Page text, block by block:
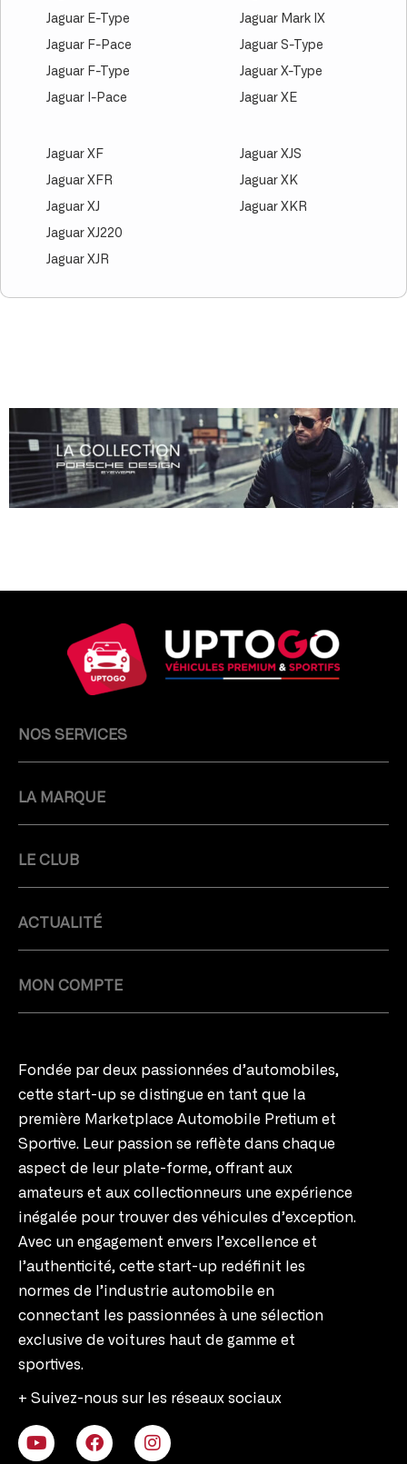
Jaguar E-Type
Jaguar F-Pace
Jaguar F-Type
Jaguar I-Pace
Jaguar Mark IX
Jaguar S-Type
Jaguar X-Type
Jaguar XE
Jaguar XF
Jaguar XFR
Jaguar XJ
Jaguar XJ220
Jaguar XJR
Jaguar XJS
Jaguar XK
Jaguar XKR
NOS SERVICES
LA MARQUE
LE CLUB
ACTUALITÉ
MON COMPTE
Fondée par deux passionnées d’automobiles,
cette start-up se distingue en tant que la
première Marketplace Automobile Pretium et
Sportive. Leur passion se reflète dans chaque
aspect de leur plate-forme, offrant aux
amateurs et aux collectionneurs une expérience
inégalée pour trouver des véhicules d’exception.
Avec un engagement envers l’excellence et
l’authenticité, cette start-up redéfinit les
normes de l’industrie automobile en
connectant les passionnées à une sélection
exclusive de voitures haut de gamme et
sportives.
+ Suivez-nous sur les réseaux sociaux